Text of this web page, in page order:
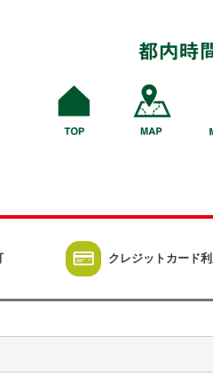
クレジットカード